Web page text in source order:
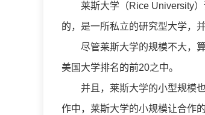
莱斯大学（Rice University
的，是一所私立的研究型大学，并
尽管莱斯大学的规模不大，
美国大学排名的前20之中。
并且，莱斯大学的小型规模
作中，莱斯大学的小规模让合作